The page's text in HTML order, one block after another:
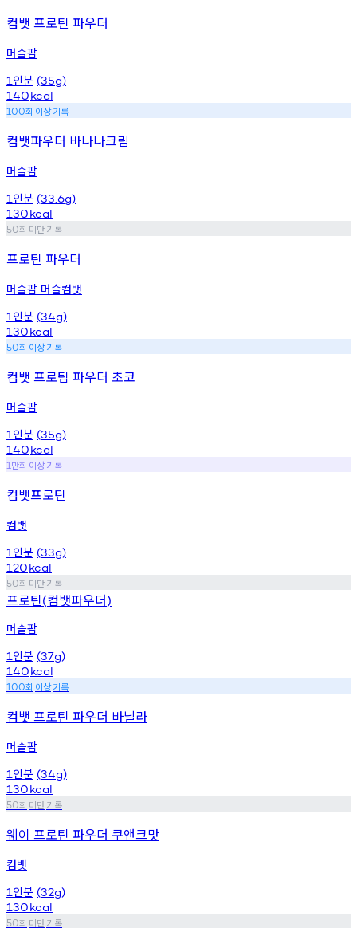
컴뱃 프로틴 파우더
머슬팜
1 인분 (35g)
140kcal
100회 이상기록
컴뱃파우더 바나나크림
머슬팜
1 인분 (33.6g)
130kcal
50회 미만기록
프로틴 파우더
머슬팜 머슬컴뱃
1 인분 (34g)
130kcal
50회 이상기록
컴뱃 프로팀 파우더 초코
머슬팜
1 인분 (35g)
140kcal
1 만회 이상기록
컴뱃프로틴
컴뱃
1 인분 (33g)
120kcal
50회 미만기록
프로틴(컴뱃파우더)
머슬팜
1 인분 (37g)
140kcal
100회 이상기록
컴뱃 프로틴 파우더 바닐라
머슬팜
1 인분 (34g)
130kcal
50회 미만기록
웨이 프로틴 파우더 쿠앤크맛
컴뱃
1 인분 (32g)
130kcal
50회 미만기록